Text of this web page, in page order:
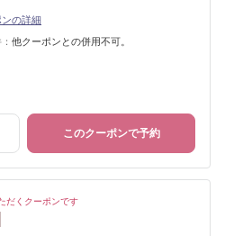
ンの詳細
他クーポンとの併用不可。
このクーポンで予約
だくクーポンです